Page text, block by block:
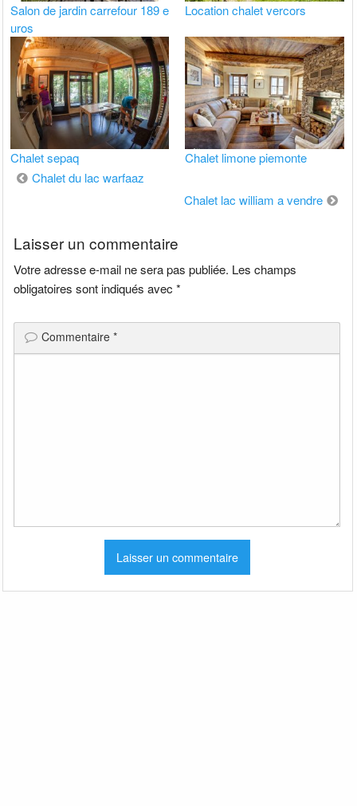
Salon de jardin carrefour 189 e
uros
Location chalet vercors
Chalet sepaq Chalet limone piemonte
Navigation
Chalet du lac warfaaz
Chalet lac william a vendre
Laisser un commentaire
Votre adresse e-mail ne sera pas publiée. Les champs
obligatoires sont indiqués avec*
Commentaire*